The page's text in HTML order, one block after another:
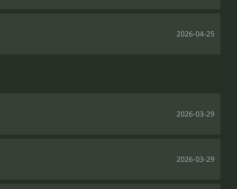
2026-04-25
2026-03-29
2026-03-29